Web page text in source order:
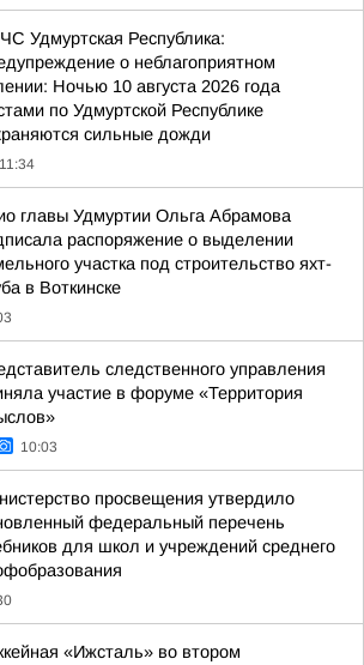
Удмуртская Республика:
о неблагоприятном
Ночью 10 августа 2026 года
по Удмуртской Республике
сильные дожди
11:34
главы Удмуртии Ольга Абрамова
распоряжение о выделении
участка под строительство яхт-
в Воткинске
следственного управления
участие в форуме «Территория
10:03
просвещения утвердило
федеральный перечень
для школ и учреждений среднего
«Ижсталь» во втором